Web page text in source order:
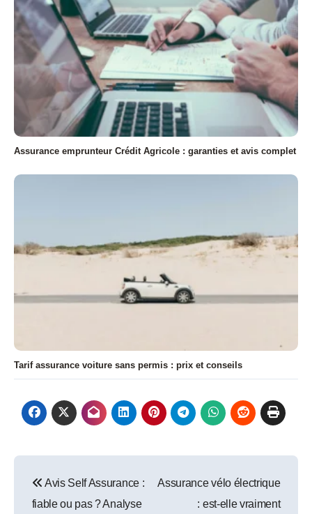
Assurance emprunteur Crédit Agricole : garanties et avis complet
Tarif assurance voiture sans permis : prix et conseils
de
Avis Self Assurance :
fiable ou pas ? Analyse
Assurance vélo électrique
: est-elle vraiment